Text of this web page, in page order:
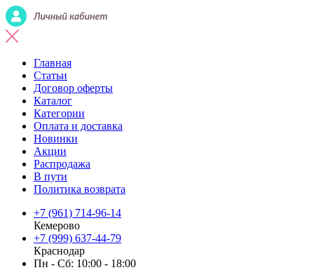
Главная
Статьи
Договор оферты
Каталог
Категории
Оплата и доставка
Новинки
Акции
Распродажа
В пути
Политика возврата
+7 (961) 714-96-14
Кемерово
+7 (999) 637-44-79
Краснодар
Пн - Сб: 10:00 - 18:00